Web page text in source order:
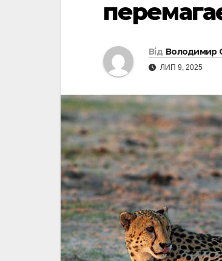
Від Володимир
ЛИП 9, 2025